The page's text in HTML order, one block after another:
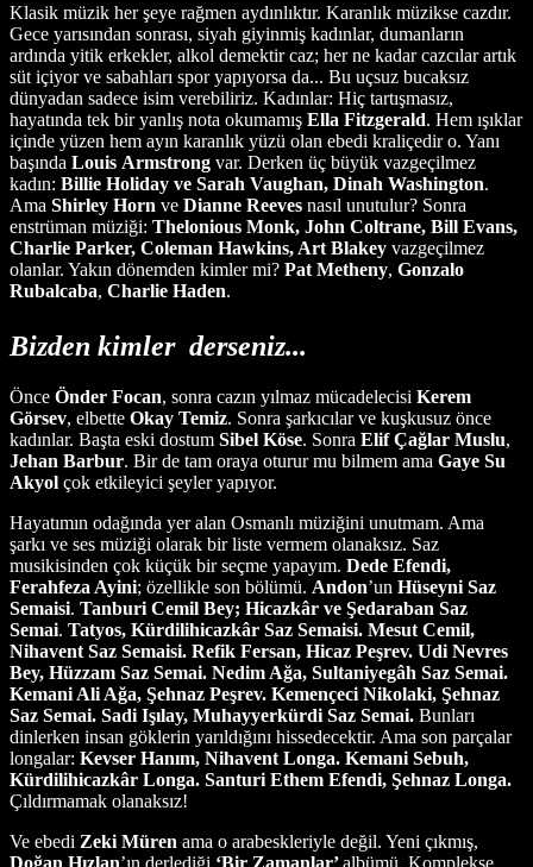
Klasik müzik her şeye rağmen aydınlıktır. Karanlık müzikse cazdır.
Gece yarısından sonrası, siyah giyinmiş kadınlar, dumanların
ardında yitik erkekler, alkol demektir caz; her ne kadar cazcılar artık
süt içiyor ve sabahları spor yapıyorsa da... Bu uçsuz bucaksız
dünyadan sadece isim verebiliriz. Kadınlar: Hiç tartışmasız,
hayatında tek bir yanlış nota okumamış Ella Fitzgerald. Hem ışıklar
içinde yüzen hem ayın karanlık yüzü olan ebedi kraliçedir o. Yanı
başında Louis Armstrong var. Derken üç büyük vazgeçilmez
kadın: Billie Holiday ve Sarah Vaughan, Dinah Washington.
Ama Shirley Horn ve Dianne Reeves nasıl unutulur? Sonra
enstrüman müziği: Thelonious Monk, John Coltrane, Bill Evans,
Charlie Parker, Coleman Hawkins, Art Blakey vazgeçilmez
olanlar. Yakın dönemden kimler mi? Pat Metheny, Gonzalo
Rubalcaba, Charlie Haden.
Bizden kimler derseniz...
Önce Önder Focan, sonra cazın yılmaz mücadelecisi Kerem
Görsev, elbette Okay Temiz. Sonra şarkıcılar ve kuşkusuz önce
kadınlar. Başta eski dostum Sibel Köse. Sonra Elif Çağlar Muslu,
Jehan Barbur. Bir de tam oraya oturur mu bilmem ama Gaye Su
Akyol çok etkileyici şeyler yapıyor.
Hayatımın odağında yer alan Osmanlı müziğini unutmam. Ama
şarkı ve ses müziği olarak bir liste vermem olanaksız. Saz
musikisinden çok küçük bir seçme yapayım. Dede Efendi,
Ferahfeza Ayini; özellikle son bölümü. Andon’un Hüseyni Saz
Semaisi. Tanburi Cemil Bey; Hicazkâr ve Şedaraban Saz
Semai. Tatyos, Kürdilihicazkâr Saz Semaisi. Mesut Cemil,
Nihavent Saz Semaisi. Refik Fersan, Hicaz Peşrev. Udi Nevres
Bey, Hüzzam Saz Semai. Nedim Ağa, Sultaniyegâh Saz Semai.
Kemani Ali Ağa, Şehnaz Peşrev. Kemençeci Nikolaki, Şehnaz
Saz Semai. Sadi Işılay, Muhayyerkürdi Saz Semai. Bunları
dinlerken insan göklerin yarıldığını hissedecektir. Ama son parçalar
longalar: Kevser Hanım, Nihavent Longa. Kemani Sebuh,
Kürdilihicazkâr Longa. Santuri Ethem Efendi, Şehnaz Longa.
Çıldırmamak olanaksız!
Ve ebedi Zeki Müren ama o arabeskleriyle değil. Yeni çıkmış,
Doğan Hızlan’ın derlediği ‘Bir Zamanlar’albümü. Komplekse